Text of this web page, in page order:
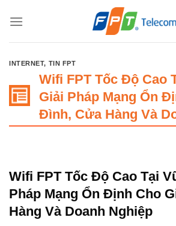
qua
INTERNET, TIN FPT
Wifi FPT Tốc Độ Cao
Giải Pháp Mạng Ổn
Đình, Cửa Hàng Và
Wifi FPT Tốc Độ Cao Tại
Pháp Mạng Ổn Định Cho
Hàng Và Doanh Nghiệp